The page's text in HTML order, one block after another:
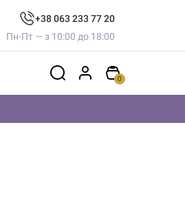
+38 063 233 77 20
Пн-Пт — з 10:00 до 18:00
0